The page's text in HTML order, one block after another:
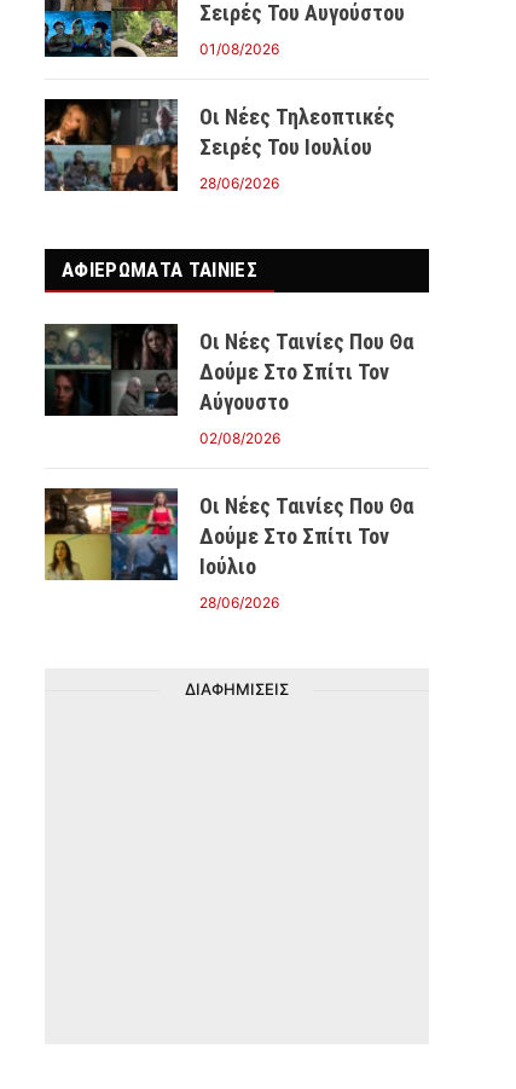
Σειρές Του Αυγούστου
01/08/2026
Οι Νέες Τηλεοπτικές
Σειρές Του Ιουλίου
28/06/2026
ΑΦΙΕΡΩΜΑΤΑ ΤΑΙΝΊΕΣ
Οι Νέες Ταινίες Που Θα
Δούμε Στο Σπίτι Τον
Αύγουστο
02/08/2026
Οι Νέες Ταινίες Που Θα
Δούμε Στο Σπίτι Τον
Ιούλιο
28/06/2026
ΔΙΑΦΗΜΙΣΕΙΣ